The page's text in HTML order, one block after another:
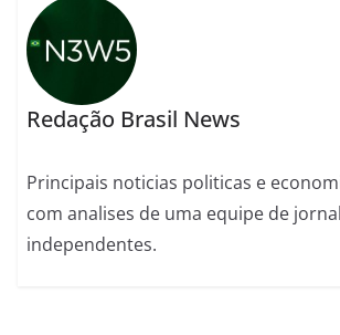
Redação Brasil News
Principais noticias politicas e
com analises de uma equipe de
independentes.